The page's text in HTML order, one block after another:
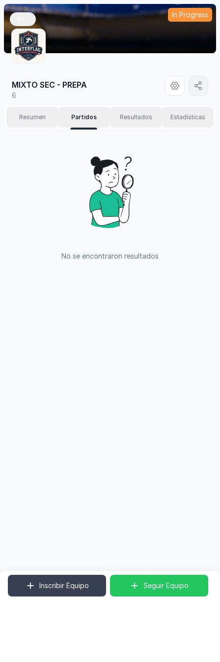
In Progress
MIXTO SEC - PREPA
6
Resumen Partidos Resultados Estadísticas
No se encontraron resultados
Inscribir Equipo Seguir Equipo